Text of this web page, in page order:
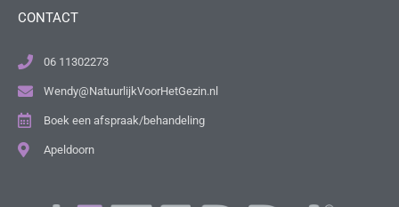
CONTACT
06 11302273
Wendy@NatuurlijkVoorHetGezin.nl
Boek een afspraak/behandeling
Apeldoorn